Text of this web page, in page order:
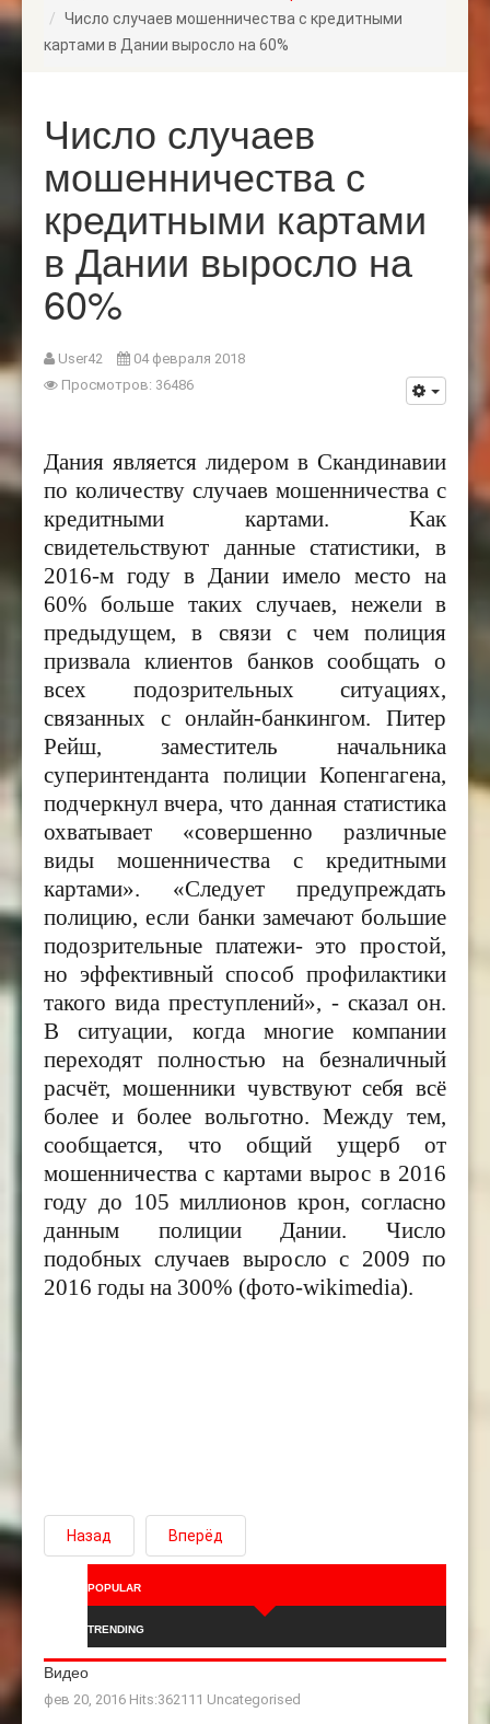
Число случаев мошенничества с кредитными
картами в Дании выросло на 60%
Число случаев
мошенничества с
кредитными картами
в Дании выросло на
60%
User42
04 февраля 2018
Просмотров: 36486
Дания является лидером в Скандинавии
по количеству случаев мошенничества с
кредитными картами. Kак
свидетельствуют данные статистики, в
2016-м году в Дании имело место на
60% больше таких случаев, нежели в
предыдущем, в связи с чем полиция
призвала клиентов банков сообщать о
всех подозрительных ситуациях,
связанных с онлайн-банкингом. Питер
Рейш, заместитель начальника
суперинтенданта полиции Копенгагена,
подчеркнул вчера, что данная статистика
охватывает «совершенно различные
виды мошенничества с кредитными
картами». «Следует предупреждать
полицию, если банки замечают большие
подозрительные платежи- это простой,
но эффективный способ профилактики
такого вида преступлений», - сказал он.
В ситуации, когда многие компании
переходят полностью на безналичный
расчёт, мошенники чувствуют себя всё
более и более вольготно. Между тем,
сообщается, что общий ущерб от
мошенничества с картами вырос в 2016
году до 105 миллионов крон, согласно
данным полиции Дании. Число
подобных случаев выросло с 2009 по
2016 годы на 300% (фото-wikimedia).
Назад Вперёд
POPULAR
TRENDING
Видео
фев 20, 2016 Hits:362111 Uncategorised